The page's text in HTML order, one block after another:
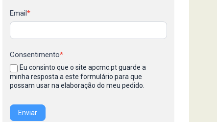
Newsletter
Email *
Consentimento*
Eu consinto que o site apcmc.pt guarde a
minha resposta a este formulário para que
possam usar na elaboração do meu pedido.
Enviar